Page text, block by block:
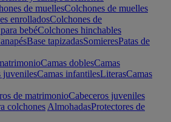
de muellesColchones de muelles
enrolladosColchones de
bebéColchones hinchables
Base tapizadasSomieresPatas de
Camas doblesCamas
juvenilesCamas infantilesLiterasCamas
de matrimonioCabeceros juveniles
colchones AlmohadasProtectores de